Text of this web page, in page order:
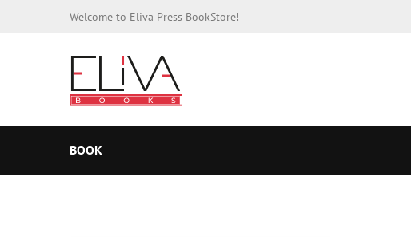
Welcome to Eliva Press BookStore!
BOOK